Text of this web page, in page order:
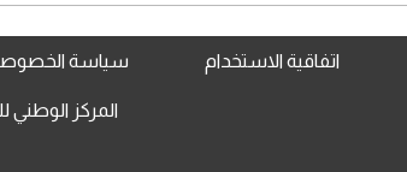
اتفاقية الاستخدام سياسة
المركز الوطني